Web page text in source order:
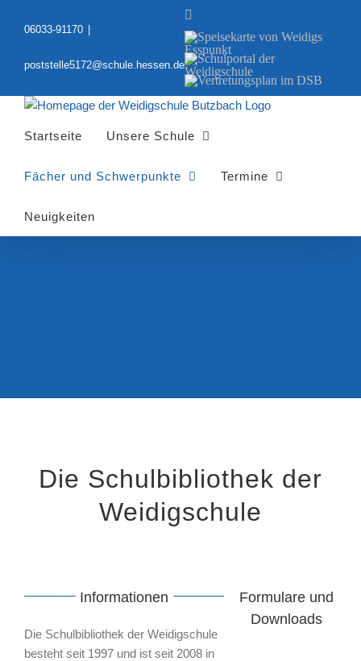
Inhalt06033-91170
poststelle5172@schule.hessen.de
Speisekarte
von
Weidigs
Esspunkt
Schulportal
der
Weidigschule
Vertretungsplan
DSB
Startseite Unsere Schule
Fächer und Schwerpunkte Termine
Neuigkeiten
Die Schulbibliothek der
Weidigschule
Informationen
Die Schulbibliothek der Weidigschule
besteht seit 1997 und ist seit 2008 in
Formulare und
Downloads